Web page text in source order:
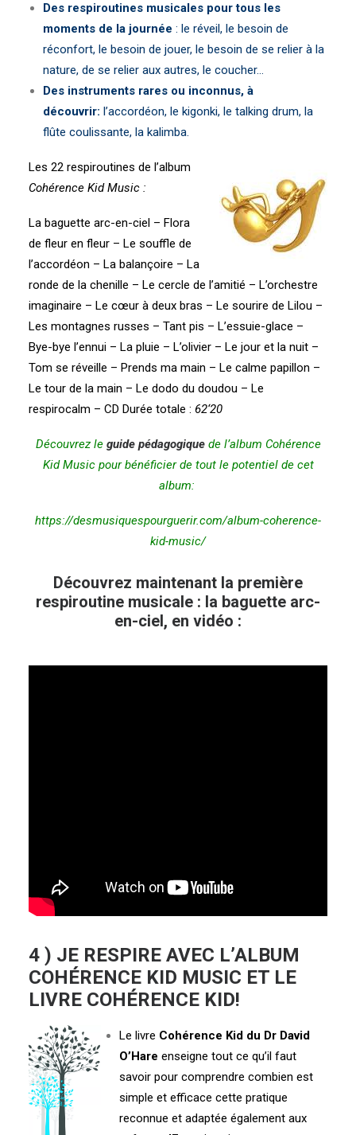
Des respiroutines musicales pour tous les
moments de la journée : le réveil, le besoin de
réconfort, le besoin de jouer, le besoin de se relier à la
nature, de se relier aux autres, le coucher…
Des instruments rares ou inconnus, à
découvrir: l’accordéon, le kigonki, le talking drum, la
flûte coulissante, la kalimba.
Les 22 respiroutines de l’album
Cohérence Kid Music :
La baguette arc-en-ciel – Flora
de fleur en fleur – Le souffle de
l’accordéon – La balançoire – La
ronde de la chenille – Le cercle de l’amitié – L’orchestre
imaginaire – Le cœur à deux bras – Le sourire de Lilou –
Les montagnes russes – Tant pis – L’essuie-glace –
Bye-bye l’ennui – La pluie – L’olivier – Le jour et la nuit –
Tom se réveille – Prends ma main – Le calme papillon –
Le tour de la main – Le dodo du doudou – Le
respirocalm – CD Durée totale : 62‘20
Découvrez leguide pédagogiquede l’album Cohérence
Kid Music pour bénéficier de tout le potentiel de cet
album:
https://desmusiquespourguerir.com/album-coherence-
kid-music/
Découvrez maintenant la première
respiroutine musicale : la baguette arc-
en-ciel, en vidéo :
4 ) JE RESPIRE AVEC L’ALBUM
COHÉRENCE KID MUSIC ET LE
LIVRE COHÉRENCE KID!
Le livre Cohérence Kid du Dr David
O’Hare enseigne tout ce qu’il faut
savoir pour comprendre combien est
simple et efficace cette pratique
reconnue et adaptée également aux